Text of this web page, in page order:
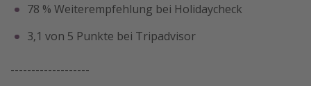
78 % Weiterempfehlung bei Holidaycheck
3,1 von 5 Punkte bei Tripadvisor
-------------------